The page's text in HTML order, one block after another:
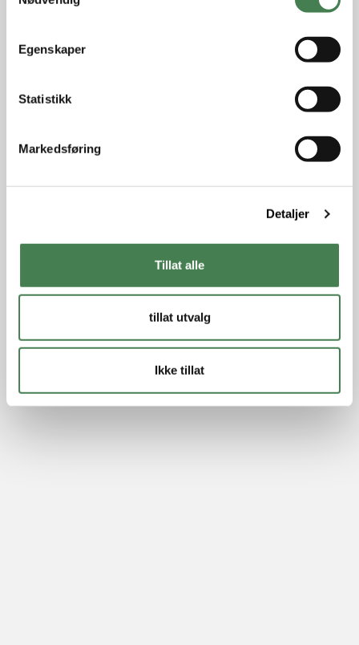
Egenskaper
Statistikk
Markedsføring
Detaljer
Tillat alle
tillat utvalg
Ikke tillat